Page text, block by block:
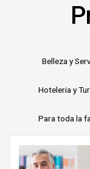
Belleza y
Hoteleria y
Para toda la